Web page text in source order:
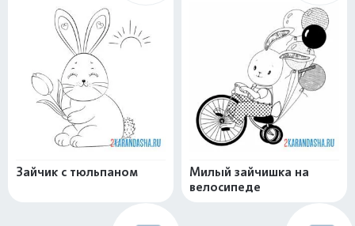
Зайчик с тюльпаном
Милый зайчишка на
велосипеде